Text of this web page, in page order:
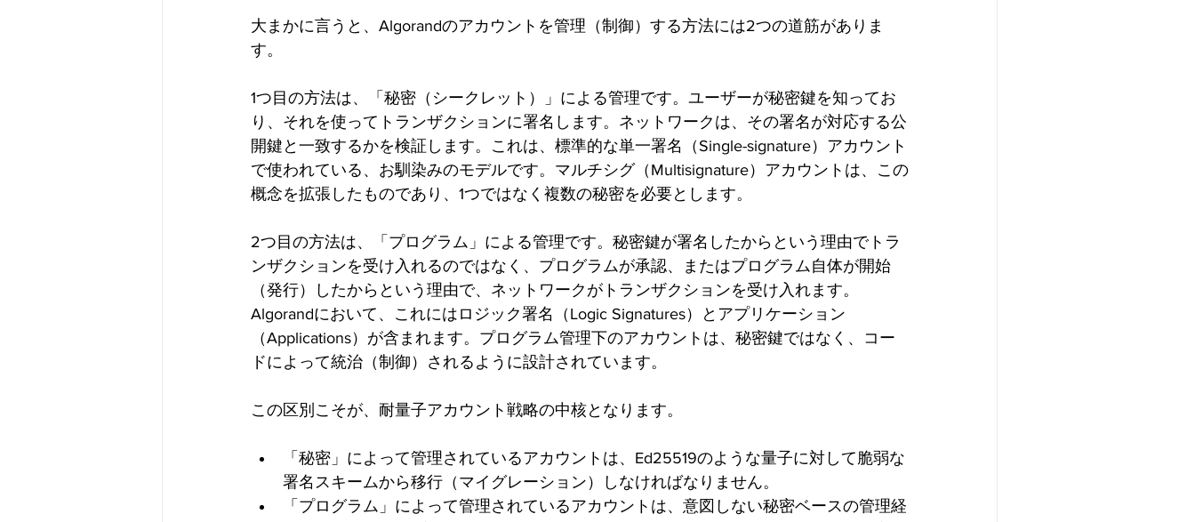
大まかに言うと、Algorandのアカウントを管理（制御）する方法には2つの道筋がありま
す。
1つ目の方法は、「秘密（シークレット）」による管理です。ユーザーが秘密鍵を知ってお
り、それを使ってトランザクションに署名します。ネットワークは、その署名が対応する公
開鍵と一致するかを検証します。これは、標準的な単一署名（Single-signature）アカウント
で使われている、お馴染みのモデルです。マルチシグ（Multisignature）アカウントは、この
概念を拡張したものであり、1つではなく複数の秘密を必要とします。
2つ目の方法は、「プログラム」による管理です。秘密鍵が署名したからという理由でトラ
ンザクションを受け入れるのではなく、プログラムが承認、またはプログラム自体が開始
（発行）したからという理由で、ネットワークがトランザクションを受け入れます。
Algorandにおいて、これにはロジック署名（Logic Signatures）とアプリケーション
（Applications）が含まれます。プログラム管理下のアカウントは、秘密鍵ではなく、コー
ドによって統治（制御）されるように設計されています。
この区別こそが、耐量子アカウント戦略の中核となります。
「秘密」によって管理されているアカウントは、Ed25519のような量子に対して脆弱な
署名スキームから移行（マイグレーション）しなければなりません。
「プログラム」によって管理されているアカウントは、意図しない秘密ベースの管理経